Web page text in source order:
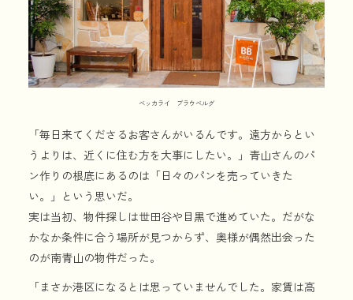
ベッカライ ブラウベルグ
「毎日来てくださるお客さんがいるんです。遠方からとい
うよりは、近くに住む方を大事にしたい。」青山さんのパ
ン作りの根底にあるのは「日々のパンを売っていきた
い。」という思いだ。
実は当初、物件探しは世田谷や目黒で進めていた。だがな
かなか条件に合う場所が見つからず、奥様が偶然出会った
のが南青山の物件だった。
「まさか港区になるとは思っていませんでした。家賃は高